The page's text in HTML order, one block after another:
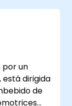
por un
dirigida
de